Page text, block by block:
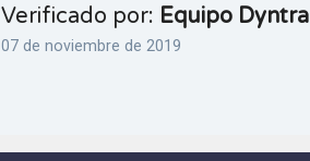
Verificado por: Equipo Dyntra
07 de noviembre de 2019